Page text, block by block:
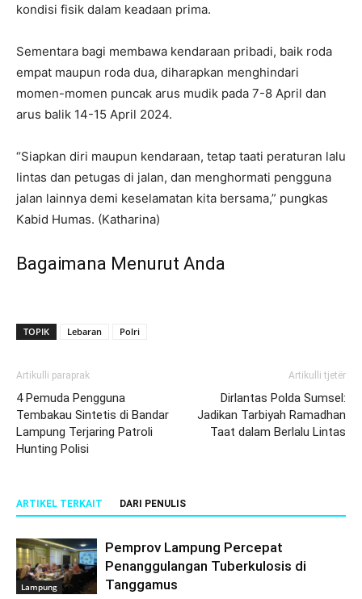
kondisi fisik dalam keadaan prima.
Sementara bagi membawa kendaraan pribadi, baik roda
empat maupun roda dua, diharapkan menghindari
momen-momen puncak arus mudik pada 7-8 April dan
arus balik 14-15 April 2024.
“Siapkan diri maupun kendaraan, tetap taati peraturan lalu
lintas dan petugas di jalan, dan menghormati pengguna
jalan lainnya demi keselamatan kita bersama,” pungkas
Kabid Humas. (Katharina)
Bagaimana Menurut Anda
TOPIK Lebaran Polri
Artikulli paraprak
4 Pemuda Pengguna
Tembakau Sintetis di Bandar
Lampung Terjaring Patroli
Hunting Polisi
Artikulli tjetër
Dirlantas Polda Sumsel:
Jadikan Tarbiyah Ramadhan
Taat dalam Berlalu Lintas
ARTIKEL TERKAIT DARI PENULIS
Lampung
Pemprov Lampung Percepat
Penanggulangan Tuberkulosis di
Tanggamus